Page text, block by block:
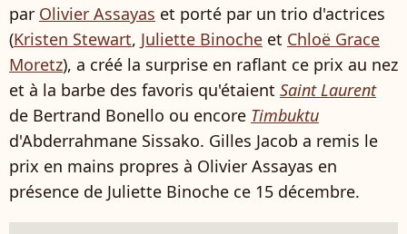
par Olivier Assayas et porté par un trio d'actrices
(Kristen Stewart, Juliette Binoche et Chloë Grace
Moretz), a créé la surprise en raflant ce prix au nez
et à la barbe des favoris qu'étaient Saint Laurent
de Bertrand Bonello ou encore Timbuktu
d'Abderrahmane Sissako. Gilles Jacob a remis le
prix en mains propres à Olivier Assayas en
présence de Juliette Binoche ce 15 décembre.